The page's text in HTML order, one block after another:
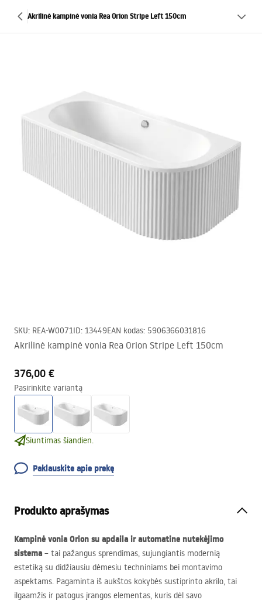
Akrilinė kampinė vonia Rea Orion Stripe Left 150cm
SKU: REA-W0071ID: 13449EAN kodas: 5906366031816
Akrilinė kampinė vonia Rea Orion Stripe Left 150cm
376,00 €
Pasirinkite variantą
Siuntimas šiandien.
Paklauskite apie prekę
Produkto aprašymas
Kampinė vonia Orion su apdaila ir automatine nutekėjimo
sistema – tai pažangus sprendimas, sujungiantis modernią
estetiką su didžiausiu dėmesiu techniniams bei montavimo
aspektams. Pagaminta iš aukštos kokybės sustiprinto akrilo, tai
ilgaamžis ir patogus įrangos elementas, kuris dėl savo